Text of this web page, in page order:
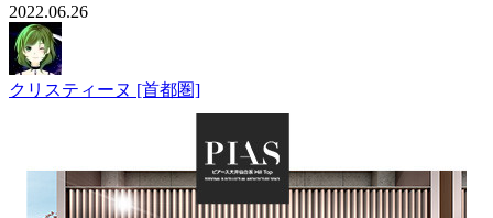
2022.06.26
クリスティーヌ [首都圏]